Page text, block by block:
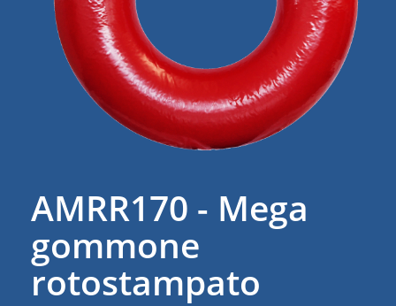
AMRR170 - Mega
gommone
rotostampato